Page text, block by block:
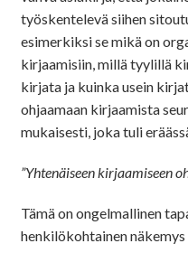
työskentelevä siihen
esimerkiksi se mikä on
kirjaamisiin, millä tyylillä
kirjata ja kuinka usein
ohjaamaan kirjaamista
mukaisesti, joka tuli
”Yhtenäiseen kirjaamiseen
Tämä on ongelmallinen
henkilökohtainen